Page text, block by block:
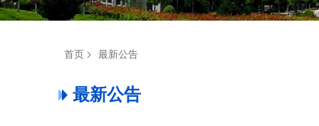
首页 最新公告
最新公告